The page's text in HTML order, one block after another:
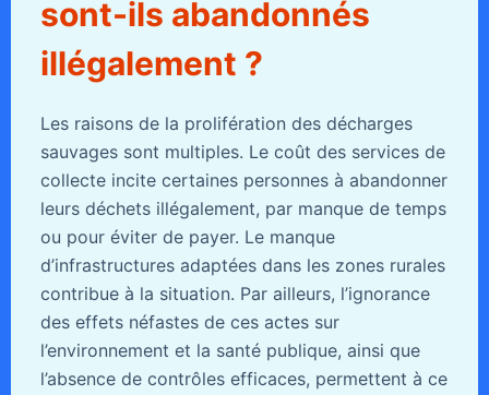
sont-ils abandonnés
illégalement ?
Les raisons de la prolifération des décharges
sauvages sont multiples. Le coût des services de
collecte incite certaines personnes à abandonner
leurs déchets illégalement, par manque de temps
ou pour éviter de payer. Le manque
d’infrastructures adaptées dans les zones rurales
contribue à la situation. Par ailleurs, l’ignorance
des effets néfastes de ces actes sur
l’environnement et la santé publique, ainsi que
l’absence de contrôles efficaces, permettent à ce